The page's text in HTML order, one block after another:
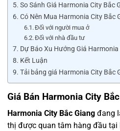
So Sánh Giá Harmonia City Bắc
Có Nên Mua Harmonia City Bắc
Đối với người mua ở
Đối với nhà đầu tư
Dự Báo Xu Hướng Giá Harmonia
Kết Luận
Tải bảng giá Harmonia City Bắc
Giá Bán Harmonia City
Harmonia City Bắc Giang đang
thị được quan tâm hàng đầu tại